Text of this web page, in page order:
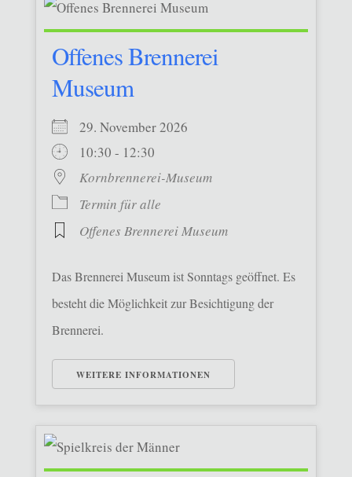
Offenes Brennerei
Museum
29. November 2026
10:30 - 12:30
Kornbrennerei-Museum
Termin für alle
Offenes Brennerei Museum
Das Brennerei Museum ist Sonntags geöffnet. Es
besteht die Möglichkeit zur Besichtigung der
Brennerei.
WEITERE INFORMATIONEN